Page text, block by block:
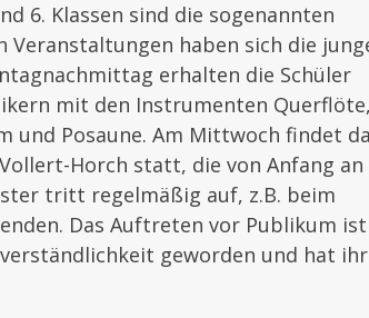
6. Klassen sind die sogenannten
Veranstaltungen haben sich die
erhalten die Schüler
mit den Instrumenten Querflöte,
und Posaune. Am Mittwoch findet
Horch statt, die von Anfang an
tritt regelmäßig auf, z.B. beim
Das Auftreten vor Publikum
geworden und hat ihr